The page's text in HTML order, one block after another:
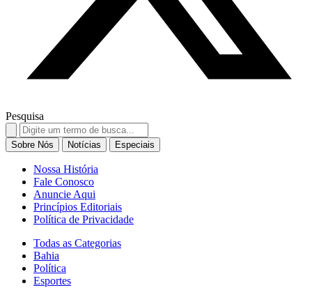
Pesquisa
Search
for:
Sobre Nós Notícias Especiais
Nossa História
Fale Conosco
Anuncie Aqui
Princípios Editoriais
Política de Privacidade
Todas as Categorias
Bahia
Política
Esportes